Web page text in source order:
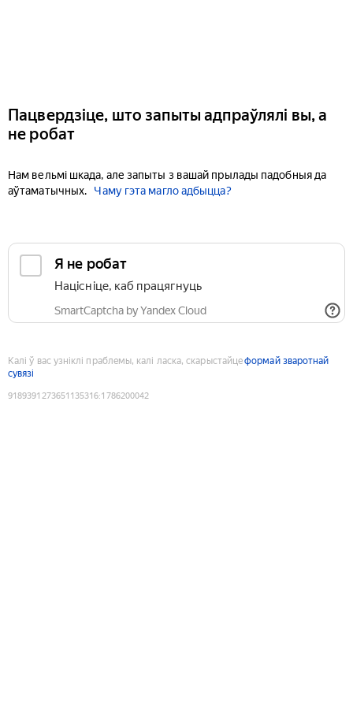
Пацвердзіце, што запыты адпраўлялі вы, а
не робат
Нам вельмі шкада, але запыты з вашай прылады падобныя да
аўтаматычных.
Чаму гэта магло адбыцца?
Я не робат
Націсніце, каб працягнуць
SmartCaptcha by Yandex Cloud
Калі ў вас узніклі праблемы, калі ласка, скарыстайцеформай зваротнай
сувязі
9189391273651135316:1786200042